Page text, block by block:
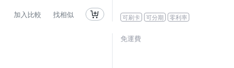
加入比較 找相似 可刷卡 可分期 零利率
免運費